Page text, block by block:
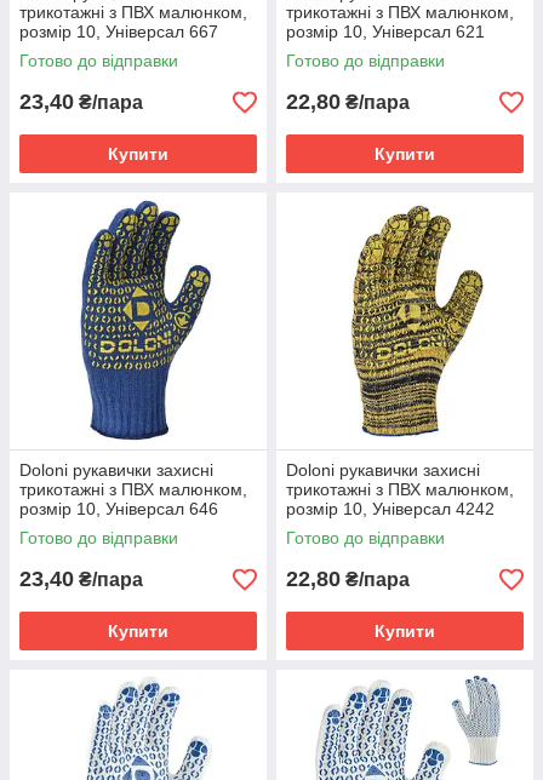
трикотажні з ПВХ малюнком,
розмір 10, Універсал 667
Готово до відправки
23,40 ₴/пара
Купити
трикотажні з ПВХ малюнком,
розмір 10, Універсал 621
Готово до відправки
22,80 ₴/пара
Купити
Doloni рукавички захисні
трикотажні з ПВХ малюнком,
розмір 10, Універсал 646
Готово до відправки
23,40 ₴/пара
Купити
Doloni рукавички захисні
трикотажні з ПВХ малюнком,
розмір 10, Універсал 4242
Готово до відправки
22,80 ₴/пара
Купити